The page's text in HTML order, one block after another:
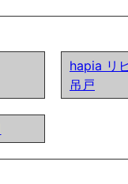
hapia リ
吊戸